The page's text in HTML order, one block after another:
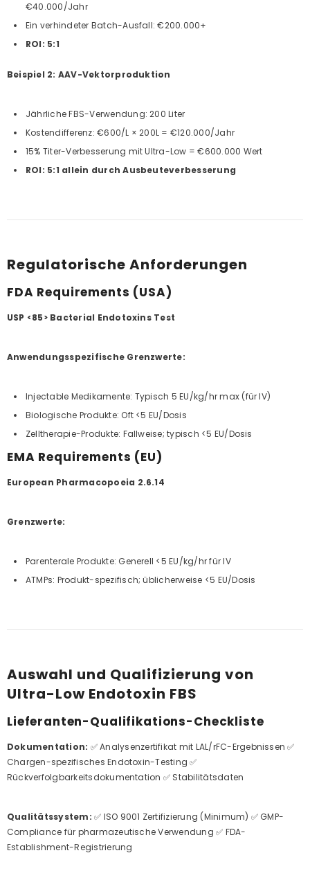
€40.000/Jahr
Ein verhindeter Batch-Ausfall: €200.000+
ROI: 5:1
Beispiel 2: AAV-Vektorproduktion
Jährliche FBS-Verwendung: 200 Liter
Kostendifferenz: €600/L × 200L = €120.000/Jahr
15% Titer-Verbesserung mit Ultra-Low = €600.000 Wert
ROI: 5:1 allein durch Ausbeuteverbesserung
Regulatorische Anforderungen
FDA Requirements (USA)
USP <85> Bacterial Endotoxins Test
Anwendungsspezifische Grenzwerte:
Injectable Medikamente: Typisch 5 EU/kg/hr max (für IV)
Biologische Produkte: Oft <5 EU/Dosis
Zelltherapie-Produkte: Fallweise; typisch <5 EU/Dosis
EMA Requirements (EU)
European Pharmacopoeia 2.6.14
Grenzwerte:
Parenterale Produkte: Generell <5 EU/kg/hr für IV
ATMPs: Produkt-spezifisch; üblicherweise <5 EU/Dosis
Auswahl und Qualifizierung von
Ultra-Low Endotoxin FBS
Lieferanten-Qualifikations-Checkliste
Dokumentation: ✅ Analysenzertifikat mit LAL/rFC-Ergebnissen ✅
Chargen-spezifisches Endotoxin-Testing ✅
Rückverfolgbarkeitsdokumentation ✅ Stabilitätsdaten
Qualitätssystem: ✅ ISO 9001 Zertifizierung (Minimum) ✅ GMP-
Compliance für pharmazeutische Verwendung ✅ FDA-
Establishment-Registrierung